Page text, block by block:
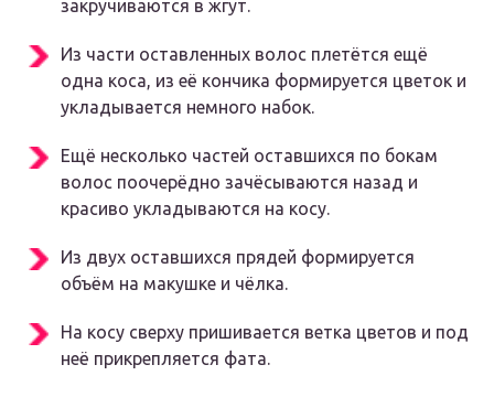
закручиваются в жгут.
Из части оставленных волос плетётся ещё
одна коса, из её кончика формируется цветок и
укладывается немного набок.
Ещё несколько частей оставшихся по бокам
волос поочерёдно зачёсываются назад и
красиво укладываются на косу.
Из двух оставшихся прядей формируется
объём на макушке и чёлка.
На косу сверху пришивается ветка цветов и под
неё прикрепляется фата.